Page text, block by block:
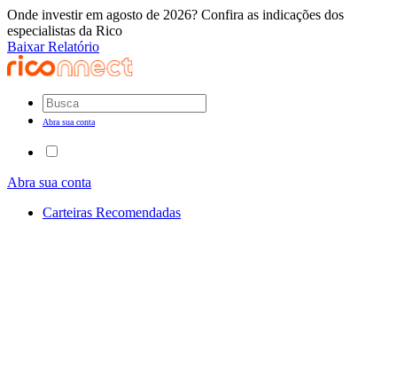
Onde investir em agosto de 2026? Confira as indicações dos
especialistas da Rico
Baixar Relatório
Abra sua conta
Abra sua conta
Carteiras Recomendadas